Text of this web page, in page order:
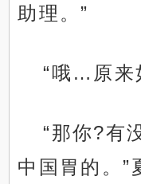
助理。”
“哦…原来
“那你?有
中国胃的。”